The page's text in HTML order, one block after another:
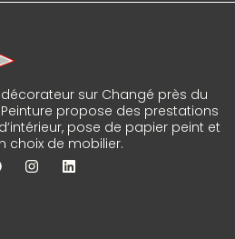
sur Changé près du
Peinture propose des prestations
pose de papier peint et
choix de mobilier.